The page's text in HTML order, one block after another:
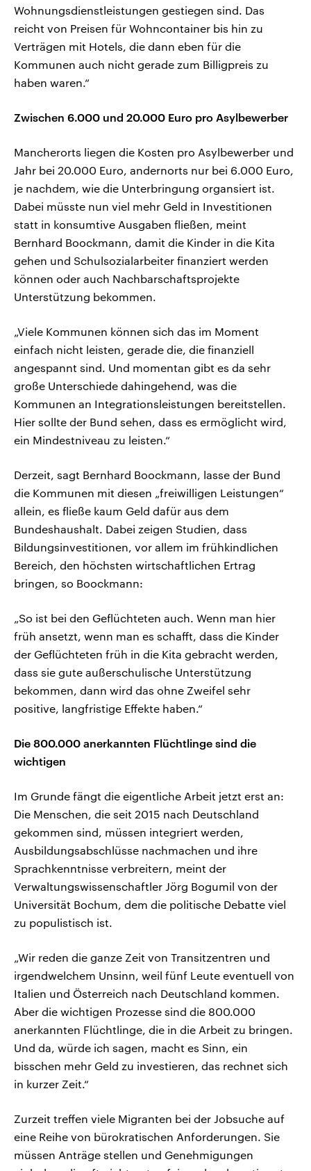
Wohnungsdienstleistungen gestiegen sind. Das
reicht von Preisen für Wohncontainer bis hin zu
Verträgen mit Hotels, die dann eben für die
Kommunen auch nicht gerade zum Billigpreis zu
haben waren.“
Zwischen 6.000 und 20.000 Euro pro Asylbewerber
Mancherorts liegen die Kosten pro Asylbewerber und
Jahr bei 20.000 Euro, andernorts nur bei 6.000 Euro,
je nachdem, wie die Unterbringung organsiert ist.
Dabei müsste nun viel mehr Geld in Investitionen
statt in konsumtive Ausgaben fließen, meint
Bernhard Boockmann, damit die Kinder in die Kita
gehen und Schulsozialarbeiter finanziert werden
können oder auch Nachbarschaftsprojekte
Unterstützung bekommen.
„Viele Kommunen können sich das im Moment
einfach nicht leisten, gerade die, die finanziell
angespannt sind. Und momentan gibt es da sehr
große Unterschiede dahingehend, was die
Kommunen an Integrationsleistungen bereitstellen.
Hier sollte der Bund sehen, dass es ermöglicht wird,
ein Mindestniveau zu leisten.“
Derzeit, sagt Bernhard Boockmann, lasse der Bund
die Kommunen mit diesen „freiwilligen Leistungen“
allein, es fließe kaum Geld dafür aus dem
Bundeshaushalt. Dabei zeigen Studien, dass
Bildungsinvestitionen, vor allem im frühkindlichen
Bereich, den höchsten wirtschaftlichen Ertrag
bringen, so Boockmann:
„So ist bei den Geflüchteten auch. Wenn man hier
früh ansetzt, wenn man es schafft, dass die Kinder
der Geflüchteten früh in die Kita gebracht werden,
dass sie gute außerschulische Unterstützung
bekommen, dann wird das ohne Zweifel sehr
positive, langfristige Effekte haben.“
Die 800.000 anerkannten Flüchtlinge sind die
wichtigen
Im Grunde fängt die eigentliche Arbeit jetzt erst an:
Die Menschen, die seit 2015 nach Deutschland
gekommen sind, müssen integriert werden,
Ausbildungsabschlüsse nachmachen und ihre
Sprachkenntnisse verbreitern, meint der
Verwaltungswissenschaftler Jörg Bogumil von der
Universität Bochum, dem die politische Debatte viel
zu populistisch ist.
„Wir reden die ganze Zeit von Transitzentren und
irgendwelchem Unsinn, weil fünf Leute eventuell von
Italien und Österreich nach Deutschland kommen.
Aber die wichtigen Prozesse sind die 800.000
anerkannten Flüchtlinge, die in die Arbeit zu bringen.
Und da, würde ich sagen, macht es Sinn, ein
bisschen mehr Geld zu investieren, das rechnet sich
in kurzer Zeit.“
Zurzeit treffen viele Migranten bei der Jobsuche auf
eine Reihe von bürokratischen Anforderungen. Sie
müssen Anträge stellen und Genehmigungen